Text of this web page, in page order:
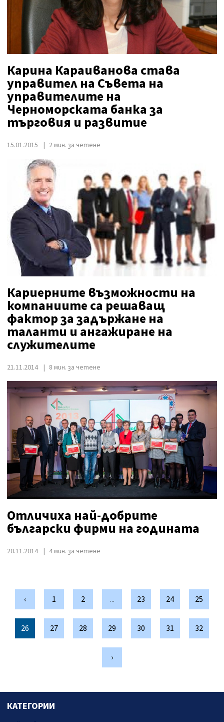
Карина Караиванова става
управител на Съвета на
управителите на
Черноморската банка за
търговия и развитие
15.01.2015 2 мин. за четене
Кариерните възможности на
компаниите са решаващ
фактор за задържане на
таланти и ангажиране на
служителите
21.11.2014 8 мин. за четене
Отличиха най-добрите
български фирми на годината
20.11.2014 4 мин. за четене
‹ 1 2 ... 23 24 25
26 27 28 29 30 31 32
›
КАТЕГОРИИ